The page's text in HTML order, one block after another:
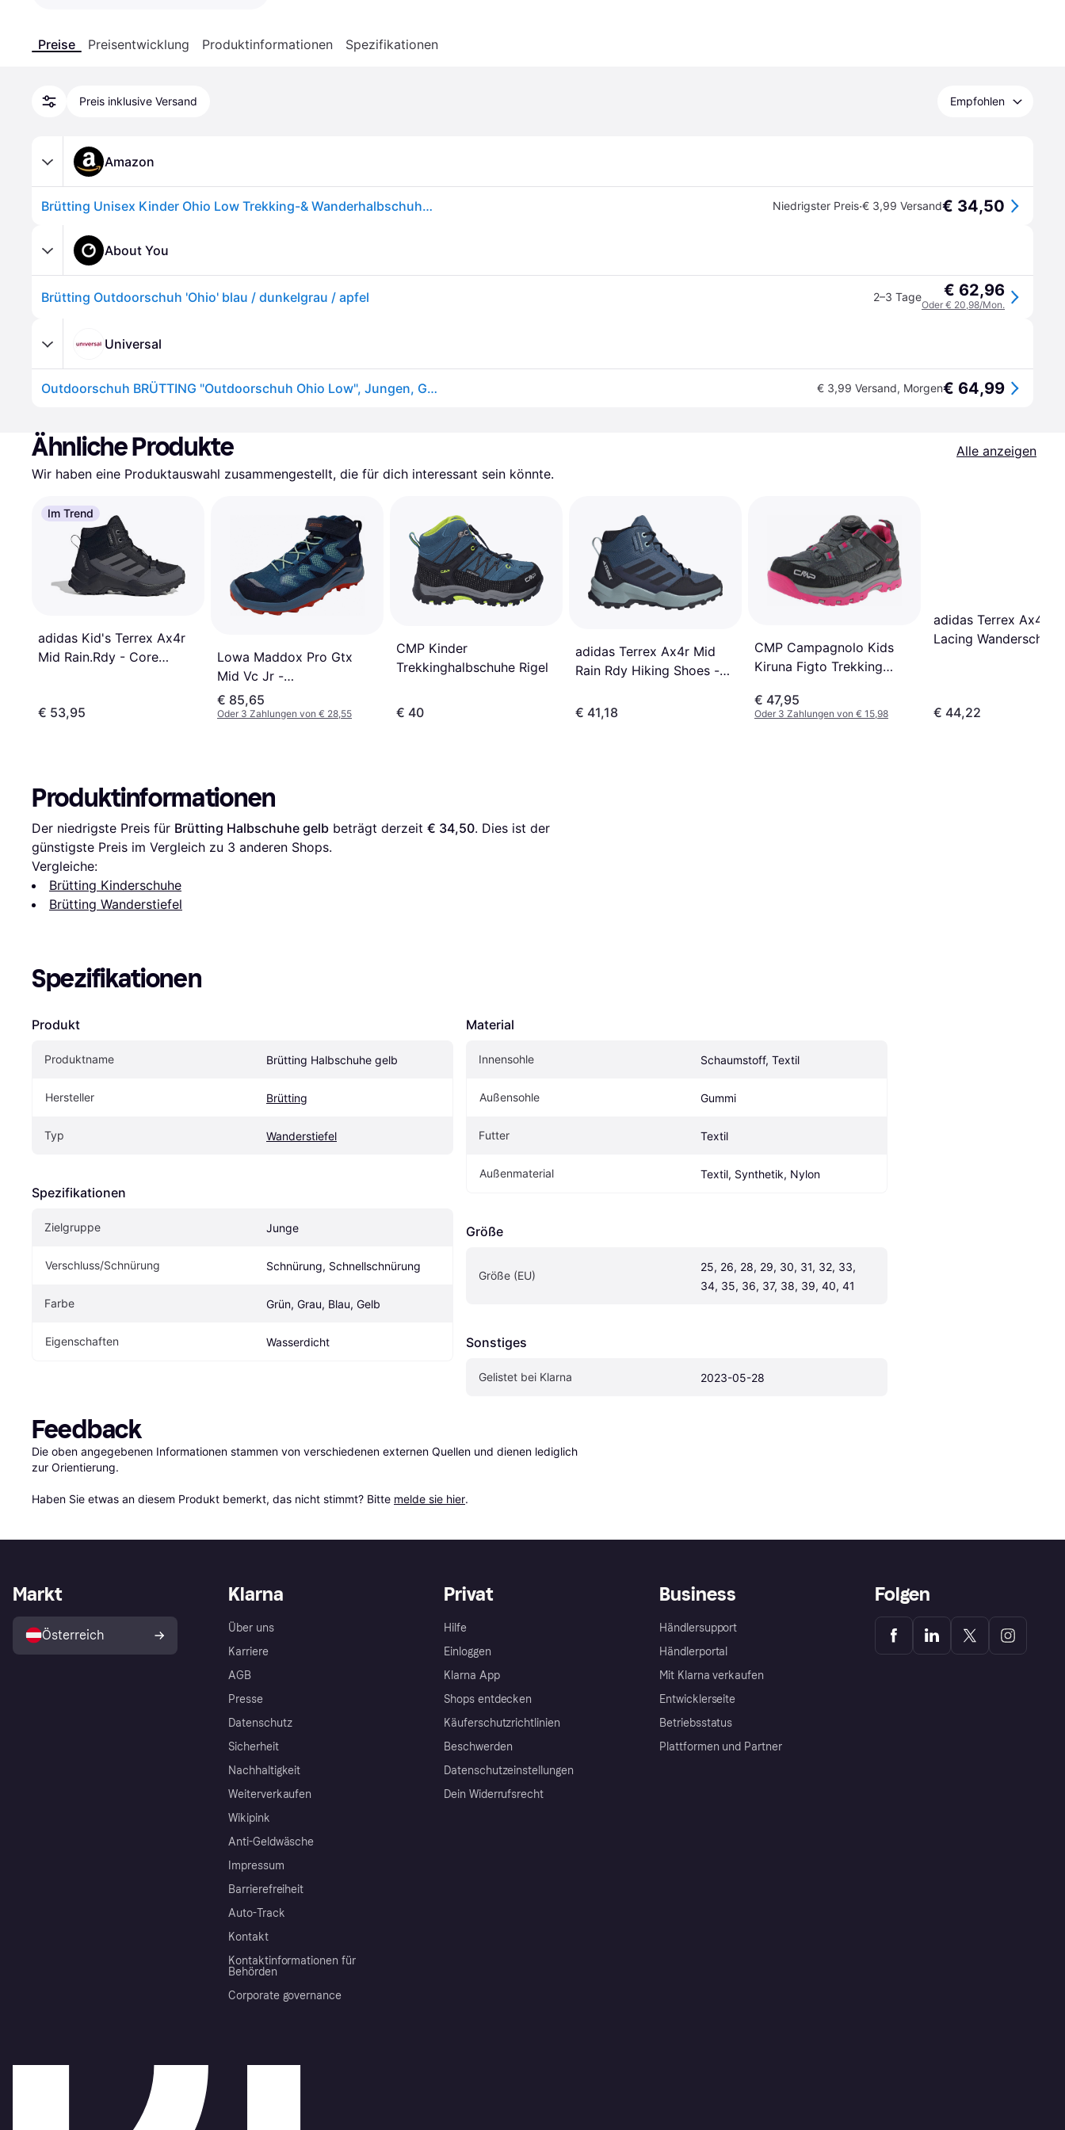
Preise Preisentwicklung Produktinformationen Spezifikationen
Preis inklusive Versand Empfohlen
Amazon
Brütting Unisex Kinder Ohio Low Trekking-& Wanderhalbschuhe, Lemon Grau Blau, 29 EU Niedrigster Preis·€ 3,99 Versand€ 34,50
About You
Brütting Outdoorschuh 'Ohio' blau / dunkelgrau / apfel 2–3 Tage € 62,96
Oder € 20,98/Mon.
Universal
Outdoorschuh BRÜTTING "Outdoorschuh Ohio Low", Jungen, Gr. 34, gelb, Synthetik, Schuhe Outdoorschuh € 3,99 Versand, Morgen€ 64,99
Ähnliche Produkte
Alle anzeigen
Wir haben eine Produktauswahl zusammengestellt, die für dich interessant sein könnte.
Im Trend
adidas Kid's Terrex Ax4r
Mid Rain.Rdy - Core
€ 53,95
Lowa Maddox Pro Gtx
Mid Vc Jr -
Navy/Rauchblau
€ 85,65
Oder 3 Zahlungen von € 28,55
CMP Kinder
Trekkinghalbschuhe Rigel
€ 40
adidas Terrex Ax4r Mid
Rain Rdy Hiking Shoes -
€ 41,18
CMP Campagnolo Kids
Kiruna Figto Trekking
Größe
€ 47,95
Oder 3 Zahlungen von € 15,98
adidas Terrex Ax4s
Lacing
€ 44,22
Produktinformationen
Der niedrigste Preis für Brütting Halbschuhe gelb beträgt derzeit € 34,50. Dies ist der
günstigste Preis im Vergleich zu 3 anderen Shops.
Vergleiche:
Brütting Kinderschuhe
Brütting Wanderstiefel
Spezifikationen
Produkt
Produktname Brütting Halbschuhe gelb
Hersteller Brütting
Typ Wanderstiefel
Spezifikationen
Zielgruppe Junge
Verschluss/Schnürung Schnürung, Schnellschnürung
Farbe Grün, Grau, Blau, Gelb
Eigenschaften Wasserdicht
Material
Innensohle Schaumstoff, Textil
Außensohle Gummi
Futter Textil
Außenmaterial Textil, Synthetik, Nylon
Größe
Größe (EU)
25, 26, 28, 29, 30, 31, 32, 33,
34, 35, 36, 37, 38, 39, 40, 41
Sonstiges
Gelistet bei Klarna 2023-05-28
Feedback
Die oben angegebenen Informationen stammen von verschiedenen externen Quellen und dienen lediglich
zur Orientierung.
Haben Sie etwas an diesem Produkt bemerkt, das nicht stimmt? Bitte melde sie hier.
Klarna
Über uns
Karriere
AGB
Presse
Datenschutz
Sicherheit
Nachhaltigkeit
Weiterverkaufen
Wikipink
Anti-Geldwäsche
Impressum
Barrierefreiheit
Auto-Track
Kontakt
Kontaktinformationen für
Behörden
Corporate governance
Privat
Hilfe
Einloggen
Klarna App
Shops entdecken
Käuferschutzrichtlinien
Beschwerden
Datenschutzeinstellungen
Dein Widerrufsrecht
Business
Händlersupport
Händlerportal
Mit Klarna verkaufen
Entwicklerseite
Betriebsstatus
Plattformen und Partner
Markt
Österreich
Folgen